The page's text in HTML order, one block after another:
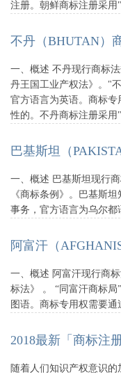
注册。朝鲜商标注册采用
不丹（BHUTAN）
一、概述 不丹现行商标
丹王国工业产权法》。"
官方语言为英语。商标专
性的。不丹商标注册采用
巴基斯坦（
一、概述 巴基斯坦现行
《商标条例》。巴基斯
事务，官方语言为乌尔都
阿富汗（
一、概述 阿富汗现行商
标法》 。 “同富汗商标
图语。商标专用权需要通
2018最新「商标注
随着人们知识产权意识的